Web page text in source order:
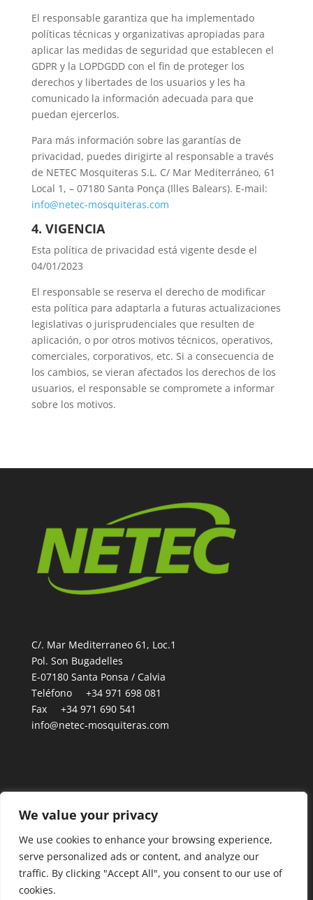
We value your privacy
We use cookies to enhance your browsing experience,
serve personalized ads or content, and analyze our
traffic. By clicking "Accept All", you consent to our use of
cookies.
El responsable garantiza que ha implementado
políticas técnicas y organizativas apropiadas para
aplicar las medidas de seguridad que establecen el
GDPR y la LOPDGDD con el fin de proteger los
derechos y libertades de los usuarios y les ha
comunicado la información adecuada para que
puedan ejercerlos.
Para más información sobre las garantías de
privacidad, puedes dirigirte al responsable a través
de NETEC Mosquiteras S.L. C/ Mar Mediterráneo, 61
Local 1, – 07180 Santa Ponça (Illes Balears). E-mail:
info@netec-mosquiteras.com
4. VIGENCIA
Esta política de privacidad está vigente desde el
04/01/2023
El responsable se reserva el derecho de modificar
esta política para adaptarla a futuras actualizaciones
legislativas o jurisprudenciales que resulten de
aplicación, o por otros motivos técnicos, operativos,
comerciales, corporativos, etc. Si a consecuencia de
los cambios, se vieran afectados los derechos de los
usuarios, el responsable se compromete a informar
sobre los motivos.
C/. Mar Mediterraneo 61, Loc.1
Pol. Son Bugadelles
E-07180 Santa Ponsa / Calvia
Teléfono +34 971 698 081
Fax +34 971 690 541
info@netec-mosquiteras.com
Política de Cookies